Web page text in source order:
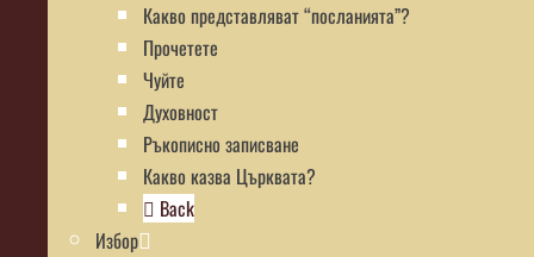
Какво представляват “посланията”?
Прочетете
Чуйте
Духовност
Ръкописно записване
Какво казва Църквата?
Back
Избор